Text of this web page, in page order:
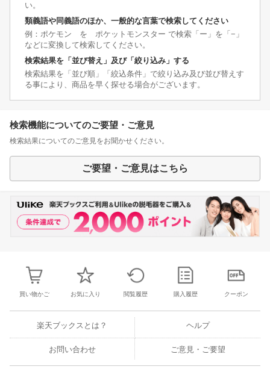
い。
類義語や同義語のほか、一般的な言葉で検索してください
例：ポケモン を ポケットモンスター で検索「ー」を「−」
などに変換して検索してください。
検索結果を「並び替え」及び「絞り込み」する
検索結果を「並び順」「絞込条件」で絞り込み及び並び替えす
る事により、商品を早く探せる場合がございます。
検索機能についてのご要望・ご意見
検索結果についてのご意見をお聞かせください。
ご要望・ご意見はこちら
買い物かご お気に入り 閲覧履歴 購入履歴 クーポン
楽天ブックスとは？ ヘルプ
お問い合わせ ご意見・ご要望